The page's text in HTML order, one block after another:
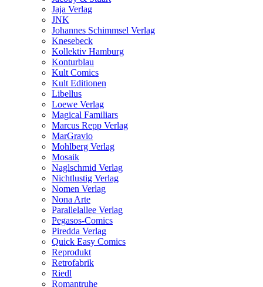
Jaja Verlag
JNK
Johannes Schimmsel Verlag
Knesebeck
Kollektiv Hamburg
Konturblau
Kult Comics
Kult Editionen
Libellus
Loewe Verlag
Magical Familiars
Marcus Repp Verlag
MarGravio
Mohlberg Verlag
Mosaik
Naglschmid Verlag
Nichtlustig Verlag
Nomen Verlag
Nona Arte
Parallelallee Verlag
Pegasos-Comics
Piredda Verlag
Quick Easy Comics
Reprodukt
Retrofabrik
Riedl
Romantruhe